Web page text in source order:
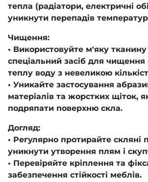
тепла (радіатори, електричні
уникнути перепадів
Чищення:
• Використовуйте м'яку тканину
спеціальний засіб для чищення
теплу воду з невеликою
• Уникайте застосування
матеріалів та жорстких щіток,
подряпати поверхню скла.
Догляд:
• Регулярно протирайте скляні
уникнути утворення плям і
• Перевіряйте кріплення та
забезпечення стійкості меблів.